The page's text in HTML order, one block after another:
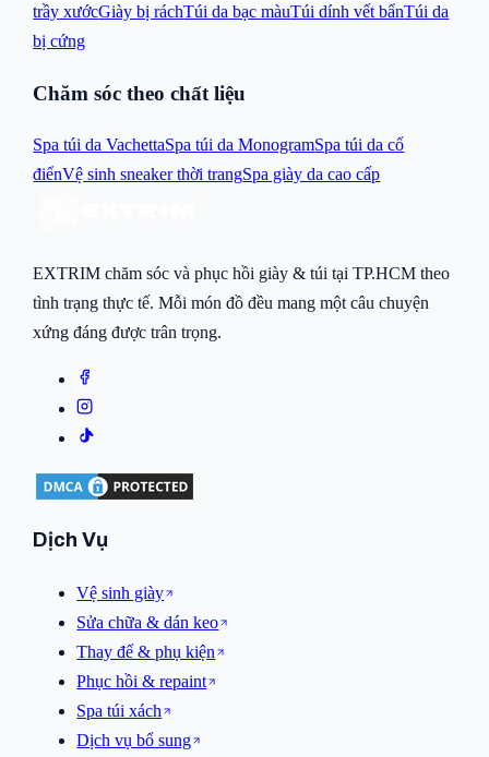
trầy xướcGiày bị ráchTúi da bạc màuTúi dính vết bẩnTúi da
bị cứng
Chăm sóc theo chất liệu
Spa túi da VachettaSpa túi da MonogramSpa túi da cổ
điểnVệ sinh sneaker thời trangSpa giày da cao cấp
EXTRIM chăm sóc và phục hồi giày & túi tại TP.HCM theo
tình trạng thực tế. Mỗi món đồ đều mang một câu chuyện
xứng đáng được trân trọng.
Dịch Vụ
Vệ sinh giày
Sửa chữa & dán keo
Thay đế & phụ kiện
Phục hồi & repaint
Spa túi xách
Dịch vụ bổ sung